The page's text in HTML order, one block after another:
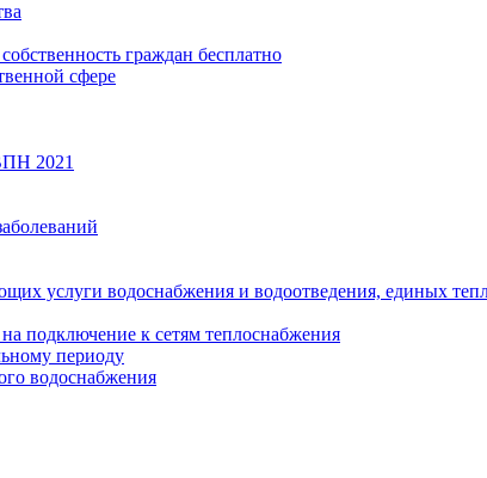
граждан бесплатно
сфере
2021
услуги водоснабжения и водоотведения, единых
подключение к сетям теплоснабжения
периоду
водоснабжения